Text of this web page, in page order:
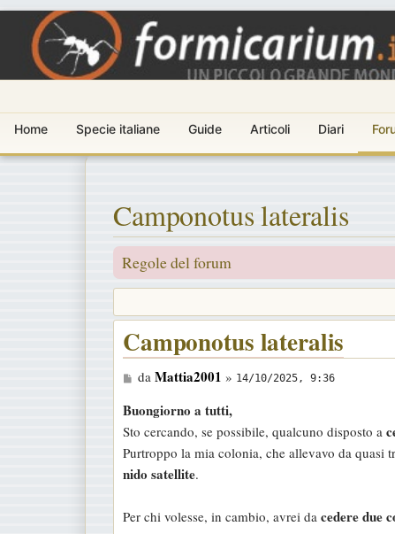
Home Specie italiane Guide Articoli Diari
Camponotus lateralis
Regole del forum
Camponotus lateralis
M
s
s
a
g
i
da Mattia2001 » 14/10/2025, 9:36
Buongiorno a tutti,
Sto cercando, se possibile, qualcuno disposto a
Purtroppo la mia colonia, che allevavo da quasi
nido satellite.
Per chi volesse, in cambio, avrei da cedere due